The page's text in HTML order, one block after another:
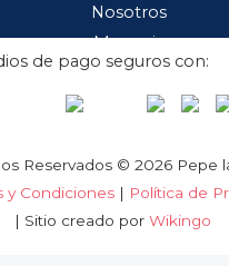
Nosotros
Merceria
Boutique
Contacto
Reservados © 2026 Pepe
y Condiciones | Política de
| Sitio creado por Wikingo
de pago seguros con: